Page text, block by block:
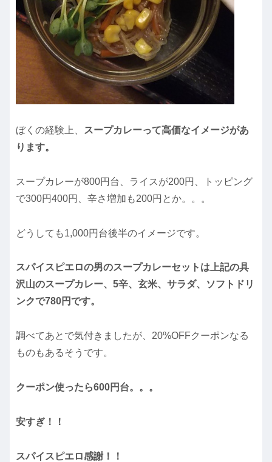
ぼくの経験上、
スープカレーって高価なイメージがあ
ります。
スープカレーが800円台、ライスが200円、トッピング
で300円400円、辛さ増加も200円とか。。。
どうしても1,000円台後半のイメージです。
スパイスピエロの男のスープカレーセットは上記の具
沢山のスープカレー、5辛、玄米、サラダ、ソフトドリ
ンクで780円です。
調べてあとで気付きましたが、20%OFFクーポンなる
ものもあるそうです。
クーポン使ったら600円台。。。
安すぎ！！
スパイスピエロ感謝！！